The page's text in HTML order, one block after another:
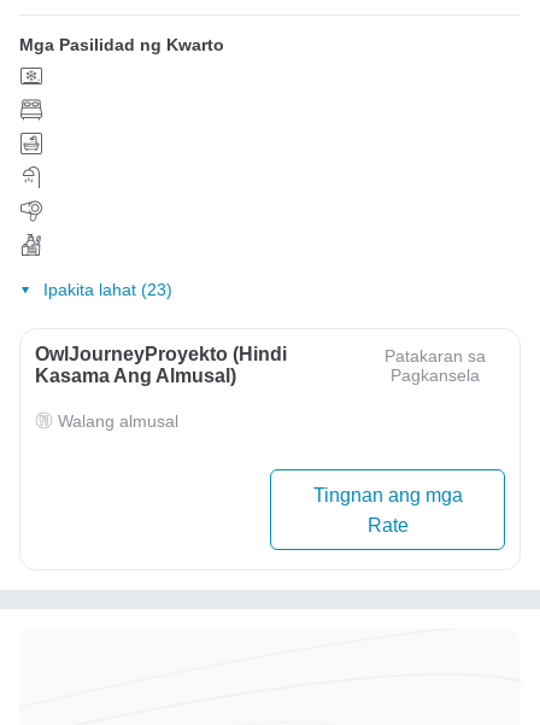
Mga Pasilidad ng Kwarto
Ipakita lahat (23)
OwlJourneyProyekto (Hindi
Kasama Ang Almusal)
Patakaran sa
Pagkansela
Walang almusal
Tingnan ang mga
Rate